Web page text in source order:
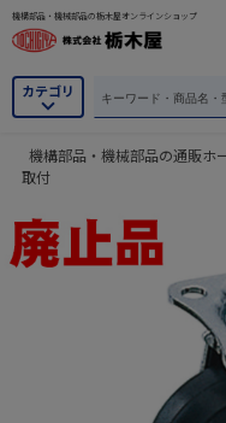
機構部品・機械部品の栃木屋オンラインショップ
カテゴリ
機構部品・機械部品の通販ホ
取付